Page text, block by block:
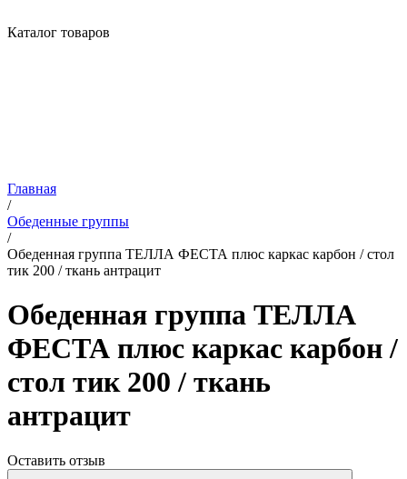
Каталог товаров
Главная
/
Обеденные группы
/
Обеденная группа ТЕЛЛА ФЕСТА плюс каркас карбон / стол
тик 200 / ткань антрацит
Обеденная группа ТЕЛЛА
ФЕСТА плюс каркас карбон /
стол тик 200 / ткань
антрацит
Оставить отзыв